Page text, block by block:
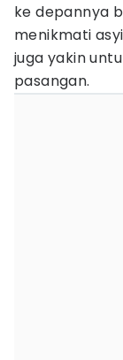
ke depannya
menikmati
juga yakin
pasangan.